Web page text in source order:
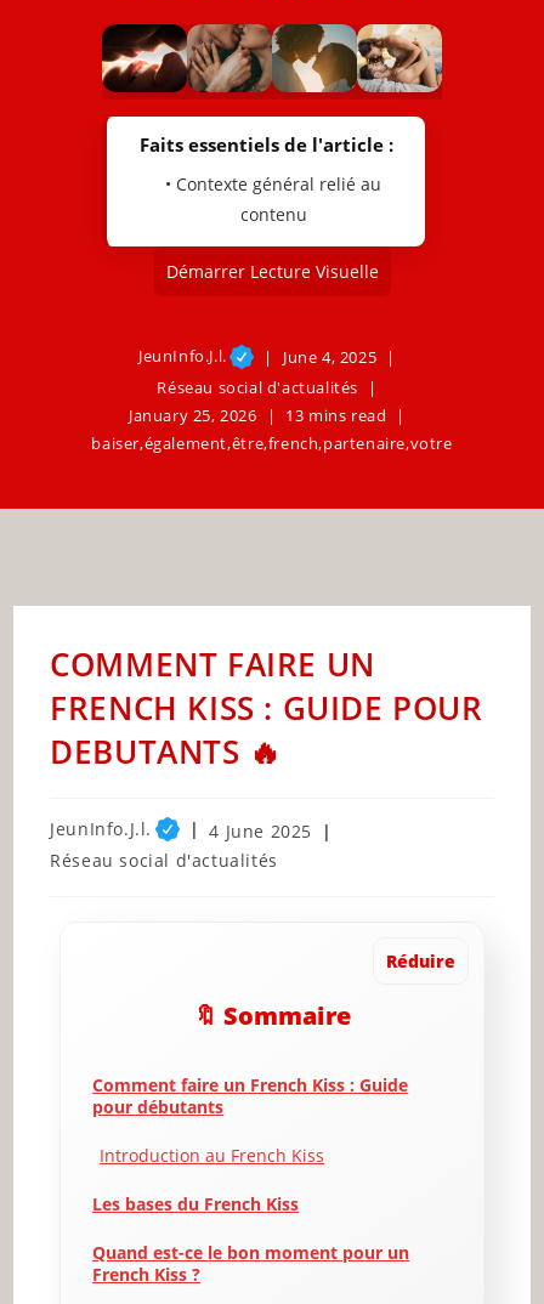
Faits essentiels de l'article :
• Contexte général relié au
contenu
Démarrer Lecture Visuelle
JeunInfo.J.l.
June 4, 2025
Réseau social d'actualités
January 25, 2026
13 mins read
baiser,également,être,french,partenaire,votre
COMMENT FAIRE UN
FRENCH KISS : GUIDE POUR
DEBUTANTS 🔥
Post
author:
JeunInfo.J.l.
Post
published:
4 June 2025
Post
Réseau social d'actualités
Réduire
🔖 Sommaire
Comment faire un French Kiss : Guide
pour débutants
Introduction au French Kiss
Les bases du French Kiss
Quand est-ce le bon moment pour un
French Kiss ?